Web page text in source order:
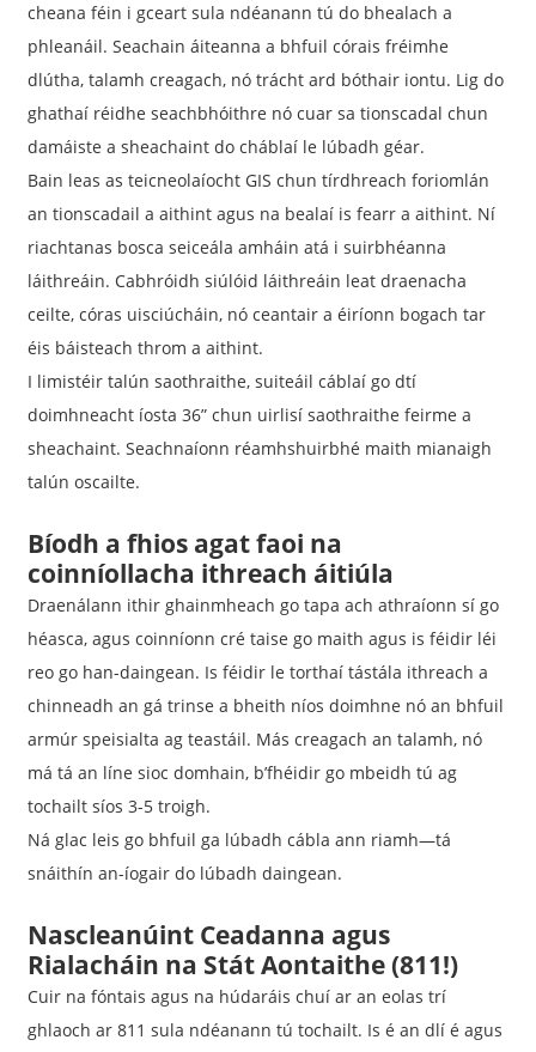
cheana féin i gceart sula ndéanann tú do bhealach a
phleanáil. Seachain áiteanna a bhfuil córais fréimhe
dlútha, talamh creagach, nó trácht ard bóthair iontu. Lig do
ghathaí réidhe seachbhóithre nó cuar sa tionscadal chun
damáiste a sheachaint do cháblaí le lúbadh géar.
Bain leas as teicneolaíocht GIS chun tírdhreach foriomlán
an tionscadail a aithint agus na bealaí is fearr a aithint. Ní
riachtanas bosca seiceála amháin atá i suirbhéanna
láithreáin. Cabhróidh siúlóid láithreáin leat draenacha
ceilte, córas uisciúcháin, nó ceantair a éiríonn bogach tar
éis báisteach throm a aithint.
I limistéir talún saothraithe, suiteáil cáblaí go dtí
doimhneacht íosta 36” chun uirlisí saothraithe feirme a
sheachaint. Seachnaíonn réamhshuirbhé maith mianaigh
talún oscailte.
Bíodh a fhios agat faoi na
coinníollacha ithreach áitiúla
Draenálann ithir ghainmheach go tapa ach athraíonn sí go
héasca, agus coinníonn cré taise go maith agus is féidir léi
reo go han-daingean. Is féidir le torthaí tástála ithreach a
chinneadh an gá trinse a bheith níos doimhne nó an bhfuil
armúr speisialta ag teastáil. Más creagach an talamh, nó
má tá an líne sioc domhain, b’fhéidir go mbeidh tú ag
tochailt síos 3-5 troigh.
Ná glac leis go bhfuil ga lúbadh cábla ann riamh—tá
snáithín an-íogair do lúbadh daingean.
Nascleanúint Ceadanna agus
Rialacháin na Stát Aontaithe (811!)
Cuir na fóntais agus na húdaráis chuí ar an eolas trí
ghlaoch ar 811 sula ndéanann tú tochailt. Is é an dlí é agus